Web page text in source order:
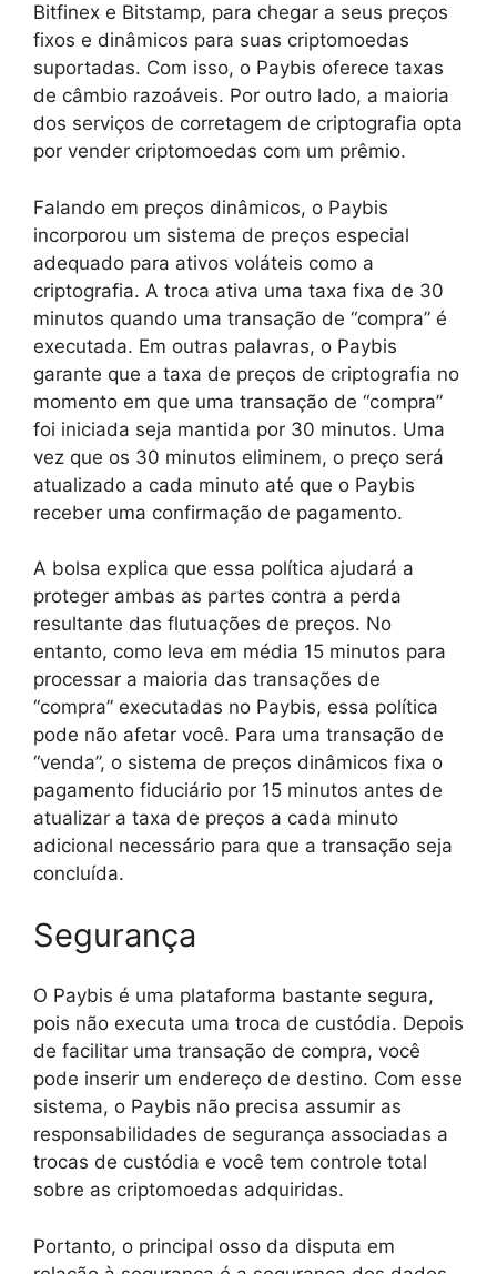
Bitfinex e Bitstamp, para chegar a seus preços
fixos e dinâmicos para suas criptomoedas
suportadas. Com isso, o Paybis oferece taxas
de câmbio razoáveis. Por outro lado, a maioria
dos serviços de corretagem de criptografia opta
por vender criptomoedas com um prêmio.
Falando em preços dinâmicos, o Paybis
incorporou um sistema de preços especial
adequado para ativos voláteis como a
criptografia. A troca ativa uma taxa fixa de 30
minutos quando uma transação de “compra” é
executada. Em outras palavras, o Paybis
garante que a taxa de preços de criptografia no
momento em que uma transação de “compra”
foi iniciada seja mantida por 30 minutos. Uma
vez que os 30 minutos eliminem, o preço será
atualizado a cada minuto até que o Paybis
receber uma confirmação de pagamento.
A bolsa explica que essa política ajudará a
proteger ambas as partes contra a perda
resultante das flutuações de preços. No
entanto, como leva em média 15 minutos para
processar a maioria das transações de
“compra” executadas no Paybis, essa política
pode não afetar você. Para uma transação de
“venda”, o sistema de preços dinâmicos fixa o
pagamento fiduciário por 15 minutos antes de
atualizar a taxa de preços a cada minuto
adicional necessário para que a transação seja
concluída.
Segurança
O Paybis é uma plataforma bastante segura,
pois não executa uma troca de custódia. Depois
de facilitar uma transação de compra, você
pode inserir um endereço de destino. Com esse
sistema, o Paybis não precisa assumir as
responsabilidades de segurança associadas a
trocas de custódia e você tem controle total
sobre as criptomoedas adquiridas.
Portanto, o principal osso da disputa em